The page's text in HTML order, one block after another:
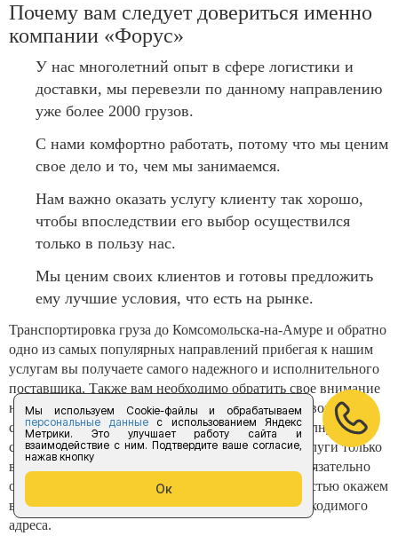
Мы используем Cookie-файлы и обрабатываем
персональные данныес использованием Яндекс
Метрики. Это улучшает работу сайта и
взаимодействие с ним. Подтвердите ваше согласие,
нажав кнопку
Ок
Почему вам следует довериться именно
компании «Форус»
У нас многолетний опыт в сфере логистики и
доставки, мы перевезли по данному направлению
уже более 2000 грузов.
С нами комфортно работать, потому что мы ценим
свое дело и то, чем мы занимаемся.
Нам важно оказать услугу клиенту так хорошо,
чтобы впоследствии его выбор осуществился
только в пользу нас.
Мы ценим своих клиентов и готовы предложить
ему лучшие условия, что есть на рынке.
Транспортировка груза до Комсомольска-на-Амуре и обратно
одно из самых популярных направлений прибегая к нашим
услугам вы получаете самого надежного и исполнительного
поставщика. Также вам необходимо обратить свое внимание
на наше качество и разнообразие машин для перевозки,
страховку которую мы предоставляем, а также полную его
сохранность. Компания «Форус предоставляет услуги только
в полном объеме и следит за их исполнением. Обязательно
обращайтесь к нам за грузоперевозкой, мы с радостью окажем
вам лучшую и самую быструю перевозку до необходимого
адреса.